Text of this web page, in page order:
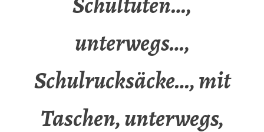
unterwegs…,
Schulrucksäcke…, mit
Taschen, unterwegs,